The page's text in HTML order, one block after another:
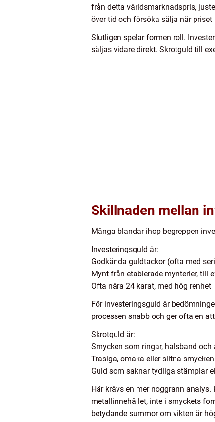
från detta världsmarknadspris,
över tid och försöka sälja när
Slutligen spelar formen roll.
säljas vidare direkt. Skrotguld till
Skillnaden mellan
Många blandar ihop begreppen
Investeringsguld är:
Godkända guldtackor (ofta med
Mynt från etablerade mynterier, till
Ofta nära 24 karat, med hög renhet
För investeringsguld är
processen snabb och ger ofta en
Skrotguld är:
Smycken som ringar, halsband och
Trasiga, omaka eller slitna smycken
Guld som saknar tydliga stämplar
Här krävs en mer noggrann
metallinnehållet, inte i smyckets
betydande summor om vikten är